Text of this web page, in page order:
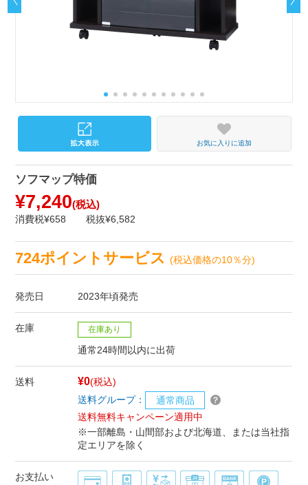
お気に入りに追加
ソフマップ特価
¥7,240(税込)
消費税¥658 税抜¥6,582
724ポイントサービス(税込価格の10％分)
発売日 2023年頃発売
在庫 在庫あり
通常24時間以内に出荷
送料 ¥0(税込)
送料グループ：
通常商品
送料無料キャンペーン適用中
※一部離島・山間部および北海道、または当社指
定エリアを除く
お支払い